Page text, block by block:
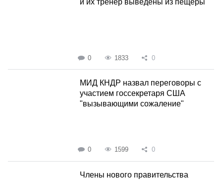
0 1833 0
МИД КНДР назвал переговоры с
участием госсекретаря США
"вызывающими сожаление"
0 1599 0
Члены нового правительства